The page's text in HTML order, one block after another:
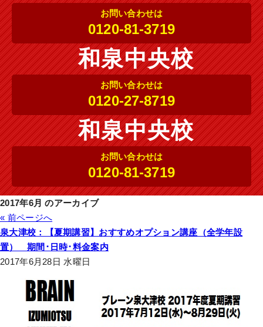
お問い合わせは
0120-81-3719
和泉中央校
お問い合わせは
0120-27-8719
和泉中央校
お問い合わせは
0120-81-3719
2017年6月 のアーカイブ
« 前ページへ
泉大津校：【夏期講習】おすすめオプション講座（全学年設
置） 期間･日時･料金案内
2017年6月28日 水曜日